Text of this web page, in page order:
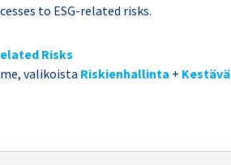
to ESG-related risks.
Risks
valikoista Riskienhallinta +